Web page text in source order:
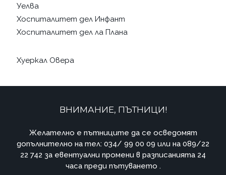
Уелва
Хоспиталитет дел Инфант
Хоспиталитет дел ла Плана
Хуеркал Овера
ВНИМАНИЕ, ПЪТНИЦИ!
Желателно е пътниците да се осведомят
допълнително на тел: 034/ 99 00 09 или на 089/22
22 742 за евентуални промени в разписанията 24
часа преди пътуването .